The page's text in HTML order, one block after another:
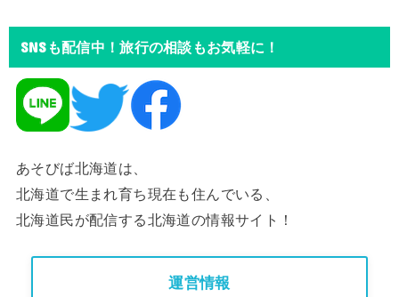
SNSも配信中！旅行の相談もお気軽に！
あそびば北海道は、
北海道で生まれ育ち現在も住んでいる、
北海道民が配信する北海道の情報サイト！
運営情報